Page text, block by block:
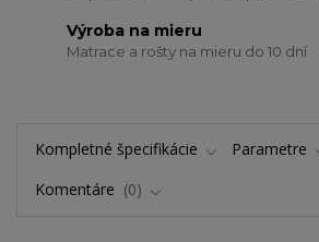
Výroba na mieru
Matrace a rošty na mieru do 10 dní
Kompletné špecifikácie
Parametre
Komentáre
0